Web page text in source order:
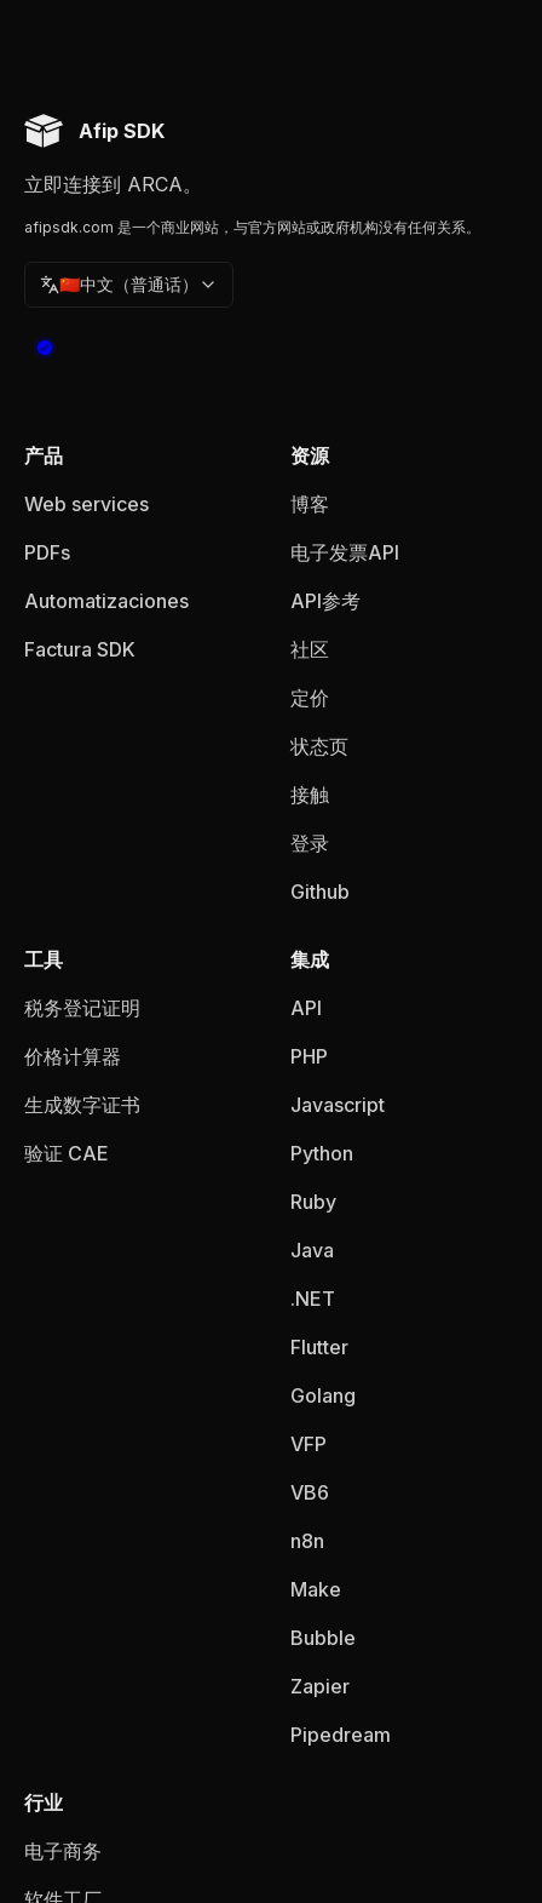
Afip SDK
立即连接到 ARCA。
afipsdk.com 是一个商业网站，与官方网站或政府机构没有任何关系。
🇨🇳中文（普通话）
产品
Web services
PDFs
Automatizaciones
Factura SDK
资源
博客
电子发票API
API参考
社区
定价
状态页
接触
登录
Github
工具
税务登记证明
价格计算器
生成数字证书
验证 CAE
集成
API
PHP
Javascript
Python
Ruby
Java
.NET
Flutter
Golang
VFP
VB6
n8n
Make
Bubble
Zapier
Pipedream
行业
电子商务